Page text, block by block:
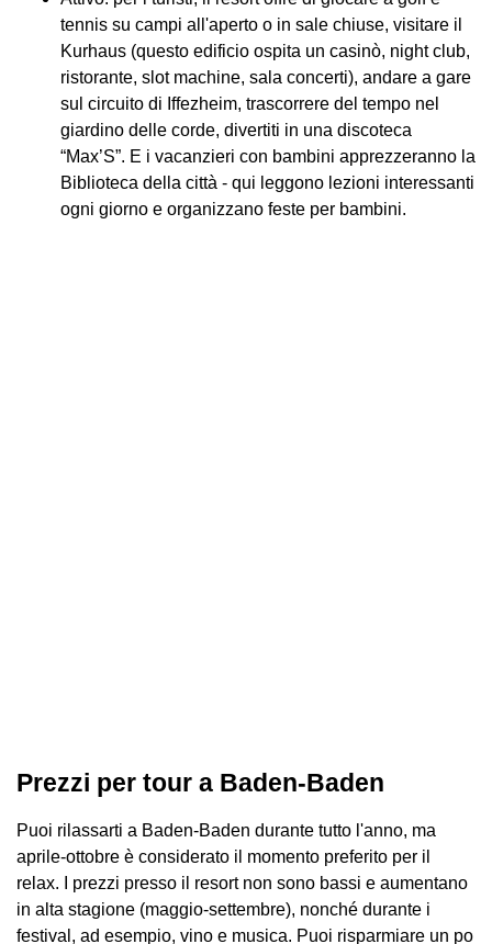
tennis su campi all'aperto o in sale chiuse, visitare il
Kurhaus (questo edificio ospita un casinò, night club,
ristorante, slot machine, sala concerti), andare a gare
sul circuito di Iffezheim, trascorrere del tempo nel
giardino delle corde, divertiti in una discoteca
“Max’S”. E i vacanzieri con bambini apprezzeranno la
Biblioteca della città - qui leggono lezioni interessanti
ogni giorno e organizzano feste per bambini.
Prezzi per tour a Baden-Baden
Puoi rilassarti a Baden-Baden durante tutto l'anno, ma
aprile-ottobre è considerato il momento preferito per il
relax. I prezzi presso il resort non sono bassi e aumentano
in alta stagione (maggio-settembre), nonché durante i
festival, ad esempio, vino e musica. Puoi risparmiare un po